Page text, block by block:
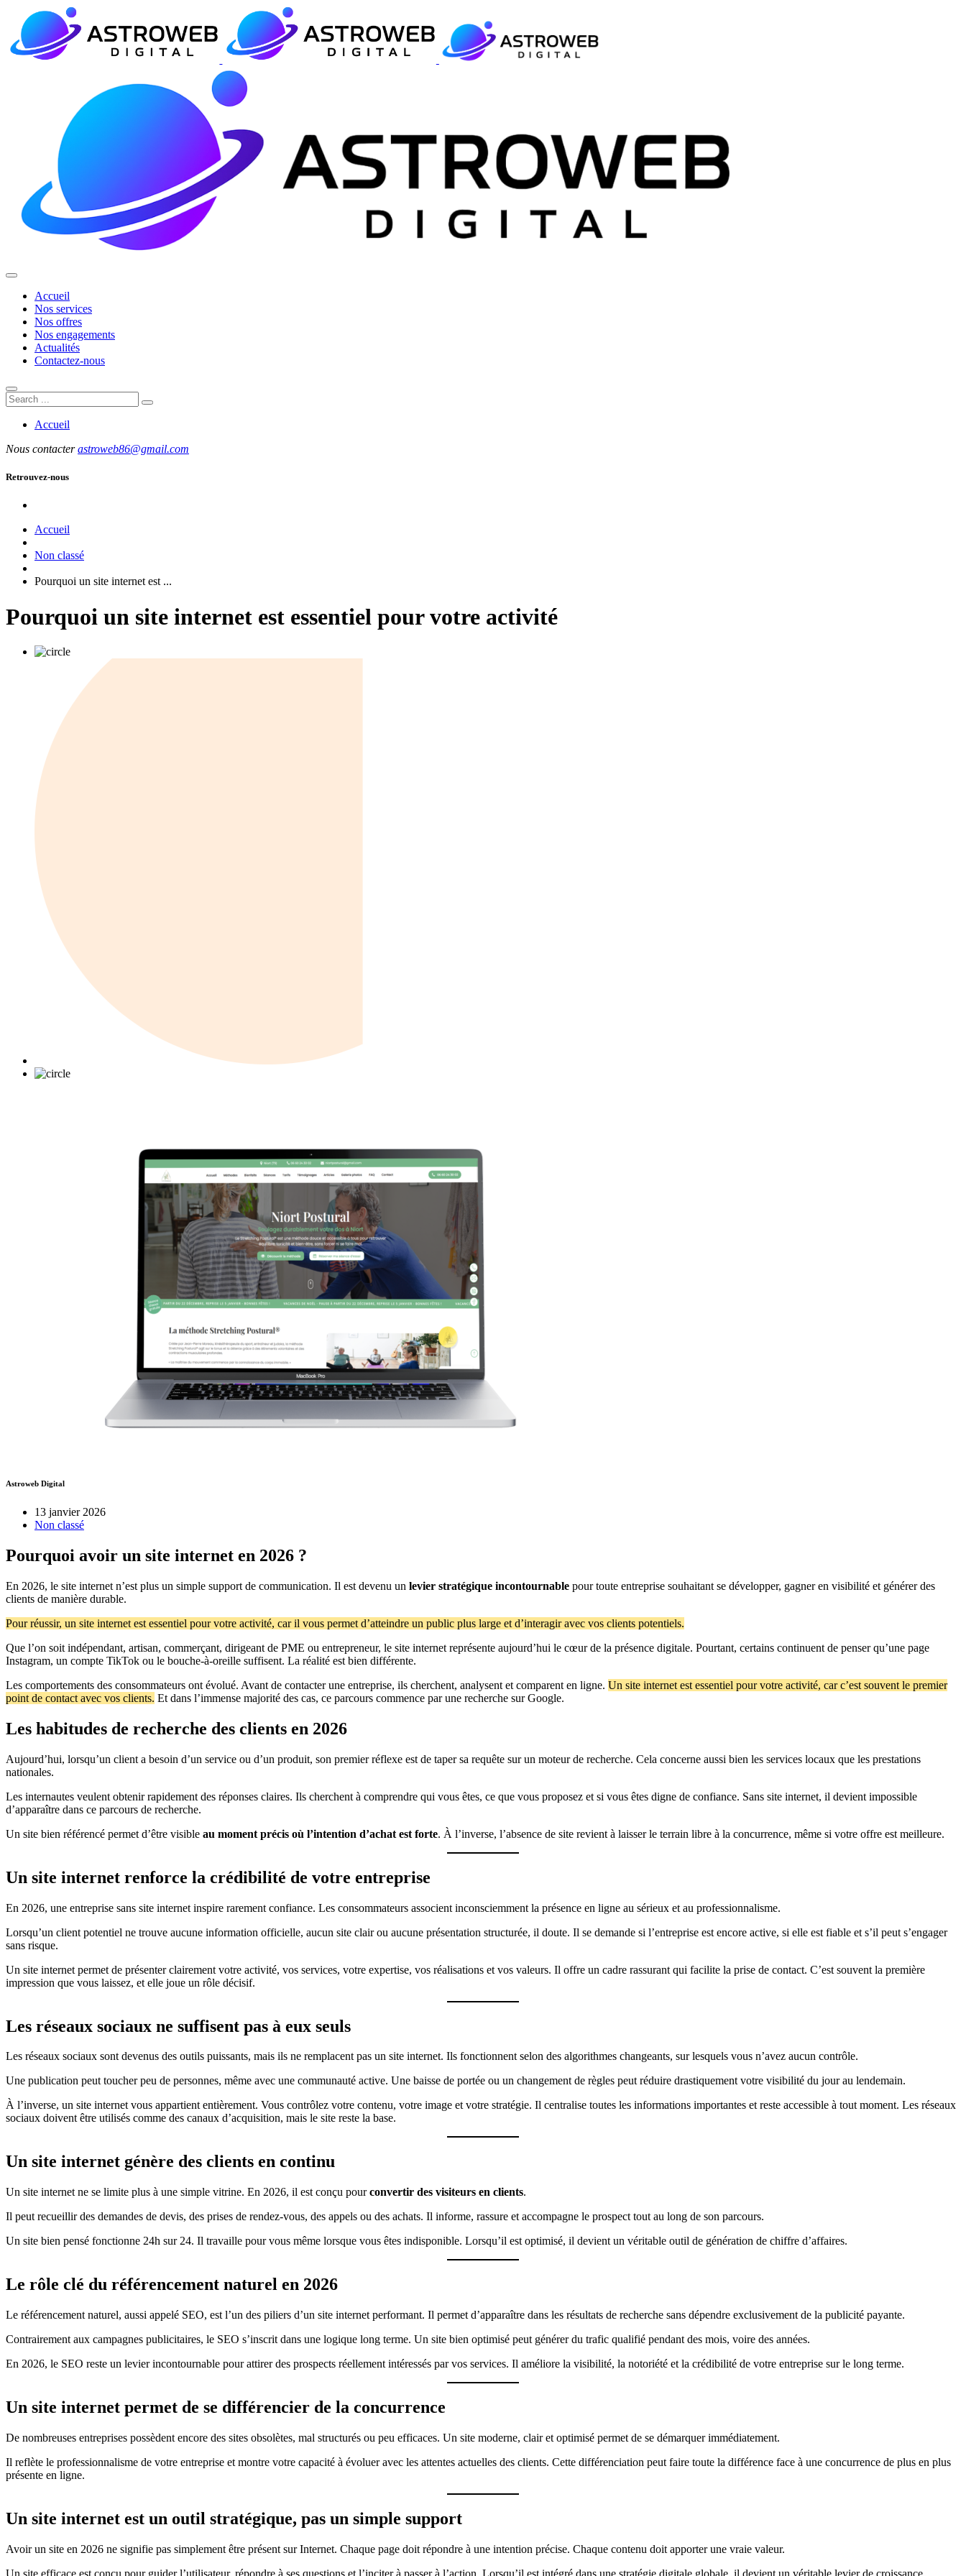
Accueil
Nos services
Nos offres
Nos engagements
Actualités
Contactez-nous
Accueil
Nous contacterastroweb86@gmail.com
Retrouvez-nous
Accueil
Non classé
Pourquoi un site internet est ...
Pourquoi un site internet est essentiel pour votre activité
Astroweb Digital
13 janvier 2026
Non classé
Pourquoi avoir un site internet en 2026 ?
En 2026, le site internet n’est plus un simple support de communication. Il est devenu un levier stratégique incontournable pour toute entreprise souhaitant se développer, gagner en visibilité et générer des
clients de manière durable.
Pour réussir, un site internet est essentiel pour votre activité, car il vous permet d’atteindre un public plus large et d’interagir avec vos clients potentiels.
Que l’on soit indépendant, artisan, commerçant, dirigeant de PME ou entrepreneur, le site internet représente aujourd’hui le cœur de la présence digitale. Pourtant, certains continuent de penser qu’une page
Instagram, un compte TikTok ou le bouche-à-oreille suffisent. La réalité est bien différente.
Les comportements des consommateurs ont évolué. Avant de contacter une entreprise, ils cherchent, analysent et comparent en ligne. Un site internet est essentiel pour votre activité, car c’est souvent le premier
point de contact avec vos clients. Et dans l’immense majorité des cas, ce parcours commence par une recherche sur Google.
Les habitudes de recherche des clients en 2026
Aujourd’hui, lorsqu’un client a besoin d’un service ou d’un produit, son premier réflexe est de taper sa requête sur un moteur de recherche. Cela concerne aussi bien les services locaux que les prestations
nationales.
Les internautes veulent obtenir rapidement des réponses claires. Ils cherchent à comprendre qui vous êtes, ce que vous proposez et si vous êtes digne de confiance. Sans site internet, il devient impossible
d’apparaître dans ce parcours de recherche.
Un site bien référencé permet d’être visible au moment précis où l’intention d’achat est forte. À l’inverse, l’absence de site revient à laisser le terrain libre à la concurrence, même si votre offre est meilleure.
Un site internet renforce la crédibilité de votre entreprise
En 2026, une entreprise sans site internet inspire rarement confiance. Les consommateurs associent inconsciemment la présence en ligne au sérieux et au professionnalisme.
Lorsqu’un client potentiel ne trouve aucune information officielle, aucun site clair ou aucune présentation structurée, il doute. Il se demande si l’entreprise est encore active, si elle est fiable et s’il peut s’engager
sans risque.
Un site internet permet de présenter clairement votre activité, vos services, votre expertise, vos réalisations et vos valeurs. Il offre un cadre rassurant qui facilite la prise de contact. C’est souvent la première
impression que vous laissez, et elle joue un rôle décisif.
Les réseaux sociaux ne suffisent pas à eux seuls
Les réseaux sociaux sont devenus des outils puissants, mais ils ne remplacent pas un site internet. Ils fonctionnent selon des algorithmes changeants, sur lesquels vous n’avez aucun contrôle.
Une publication peut toucher peu de personnes, même avec une communauté active. Une baisse de portée ou un changement de règles peut réduire drastiquement votre visibilité du jour au lendemain.
À l’inverse, un site internet vous appartient entièrement. Vous contrôlez votre contenu, votre image et votre stratégie. Il centralise toutes les informations importantes et reste accessible à tout moment. Les réseaux
sociaux doivent être utilisés comme des canaux d’acquisition, mais le site reste la base.
Un site internet génère des clients en continu
Un site internet ne se limite plus à une simple vitrine. En 2026, il est conçu pourconvertir des visiteurs en clients.
Il peut recueillir des demandes de devis, des prises de rendez-vous, des appels ou des achats. Il informe, rassure et accompagne le prospect tout au long de son parcours.
Un site bien pensé fonctionne 24h sur 24. Il travaille pour vous même lorsque vous êtes indisponible. Lorsqu’il est optimisé, il devient un véritable outil de génération de chiffre d’affaires.
Le rôle clé du référencement naturel en 2026
Le référencement naturel, aussi appelé SEO, est l’un des piliers d’un site internet performant. Il permet d’apparaître dans les résultats de recherche sans dépendre exclusivement de la publicité payante.
Contrairement aux campagnes publicitaires, le SEO s’inscrit dans une logique long terme. Un site bien optimisé peut générer du trafic qualifié pendant des mois, voire des années.
En 2026, le SEO reste un levier incontournable pour attirer des prospects réellement intéressés par vos services. Il améliore la visibilité, la notoriété et la crédibilité de votre entreprise sur le long terme.
Un site internet permet de se différencier de la concurrence
De nombreuses entreprises possèdent encore des sites obsolètes, mal structurés ou peu efficaces. Un site moderne, clair et optimisé permet de se démarquer immédiatement.
Il reflète le professionnalisme de votre entreprise et montre votre capacité à évoluer avec les attentes actuelles des clients. Cette différenciation peut faire toute la différence face à une concurrence de plus en plus
présente en ligne.
Un site internet est un outil stratégique, pas un simple support
Avoir un site en 2026 ne signifie pas simplement être présent sur Internet. Chaque page doit répondre à une intention précise. Chaque contenu doit apporter une vraie valeur.
Un site efficace est conçu pour guider l’utilisateur, répondre à ses questions et l’inciter à passer à l’action. Lorsqu’il est intégré dans une stratégie digitale globale, il devient un véritable levier de croissance.